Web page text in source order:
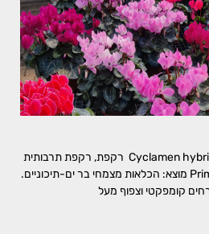
רקפת תרבותית Cyclamen hybrid Cyclamen רקפת, רקפת תרבותית
משפחה: רקפתיים, Primulaceae מוצא: הכלאות מצמחי בר ים-תיכוניים.
קומפקטי וצפוף מעל